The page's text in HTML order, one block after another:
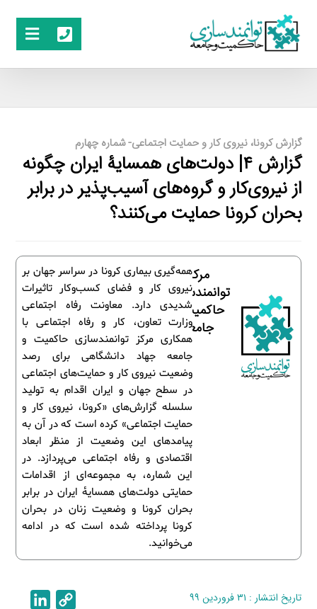
گزارش کرونا، نیروی کار و حمایت اجتماعی- شماره چهارم
گزارش ۴| دولت‌های همسایۀ ایران چگونه
از نیروی‌کار و گروه‌های آسیب‌پذیر در برابر
بحران کرونا حمایت می‌کنند؟
همه‌گیری بیماری کرونا در سراسر جهان بر
نیروی کار و فضای کسب‌وکار تاثیرات
شدیدی دارد. معاونت رفاه اجتماعی
وزارت تعاون، کار و رفاه اجتماعی با
همکاری مرکز توانمندسازی حاکمیت و
جامعه جهاد دانشگاهی برای رصد
وضعیت نیروی کار و حمایت‌های اجتماعی
در سطح جهان و ایران اقدام به تولید
سلسله گزارش‌های «کرونا، نیروی کار و
حمایت اجتماعی» کرده است که در آن به
پیامدهای این وضعیت از منظر ابعاد
اقتصادی و رفاه اجتماعی می‌پردازد. در
این شماره، به مجموعه‌ای از اقدامات
حمایتی دولت‌های همسایۀ ایران در برابر
بحران کرونا و وضعیت زنان در بحران
کرونا پرداخته شده است که در ادامه
می‌خوانید.
مرکز
توانمندسازی
حاکمیت و
جامعه
تاریخ انتشار : ۳۱ فروردین ۹۹